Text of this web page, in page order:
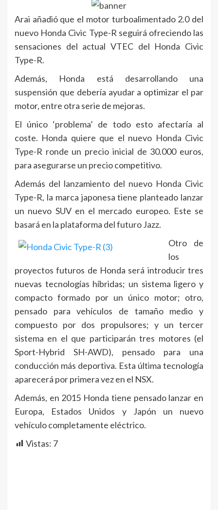
Arai añadió que el motor turboalimentado 2.0 del
nuevo Honda Civic Type-R seguirá ofreciendo las
sensaciones del actual VTEC del Honda Civic
Type-R.
Además, Honda está desarrollando una
suspensión que debería ayudar a optimizar el par
motor, entre otra serie de mejoras.
El único ‘problema’ de todo esto afectaría al
coste. Honda quiere que el nuevo Honda Civic
Type-R ronde un precio inicial de 30.000 euros,
para asegurarse un precio competitivo.
Además del lanzamiento del nuevo Honda Civic
Type-R, la marca japonesa tiene planteado lanzar
un nuevo SUV en el mercado europeo. Este se
basará en la plataforma del futuro Jazz.
Otro de
los
proyectos futuros de Honda será introducir tres
nuevas tecnologías híbridas; un sistema ligero y
compacto formado por un único motor; otro,
pensado para vehículos de tamaño medio y
compuesto por dos propulsores; y un tercer
sistema en el que participarán tres motores (el
Sport-Hybrid SH-AWD), pensado para una
conducción más deportiva. Esta última tecnología
aparecerá por primera vez en el NSX.
Además, en 2015 Honda tiene pensado lanzar en
Europa, Estados Unidos y Japón un nuevo
vehículo completamente eléctrico.
Vistas: 7